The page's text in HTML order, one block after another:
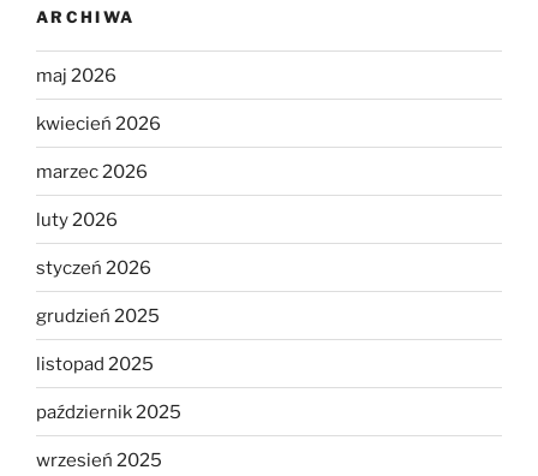
ARCHIWA
maj 2026
kwiecień 2026
marzec 2026
luty 2026
styczeń 2026
grudzień 2025
listopad 2025
październik 2025
wrzesień 2025